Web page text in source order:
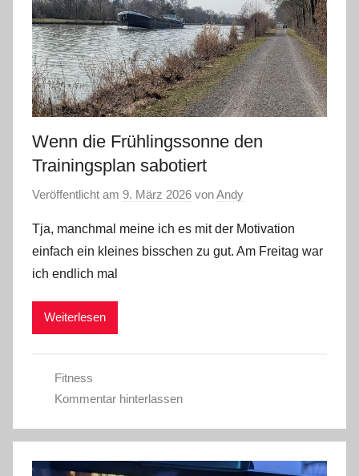
Wenn die Frühlingssonne den
Trainingsplan sabotiert
Veröffentlicht am 9. März 2026 vonAndy
Tja, manchmal meine ich es mit der Motivation
einfach ein kleines bisschen zu gut. Am Freitag war
ich endlich mal
Weiterlesen
Fitness
Kommentar hinterlassen